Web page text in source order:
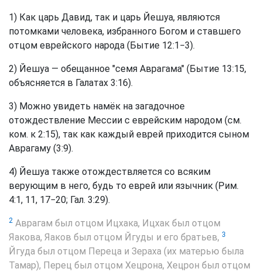
1) Как царь Давид, так и царь Йешуа, являются
потомками человека, избранного Богом и ставшего
отцом еврейского народа (Бытие 12:1−3).
2) Йешуа — обещанное "семя Аврагама" (Бытие 13:15,
объясняется в Галатах 3:16).
3) Можно увидеть намёк на загадочное
отождествление Мессии с еврейским народом (см.
ком. к 2:15), так как каждый еврей приходится сыном
Аврагаму (3:9).
4) Йешуа также отождествляется со всяким
верующим в него, будь то еврей или язычник (Рим.
4:1, 11, 17−20; Гал. 3:29).
2 Аврагам был отцом Ицхака, Ицхак был отцом
Яакова, Яаков был отцом Йгуды и его братьев, 3
Йгуда был отцом Переца и Зераха (их матерью была
Тамар), Перец был отцом Хецрона, Хецрон был отцом